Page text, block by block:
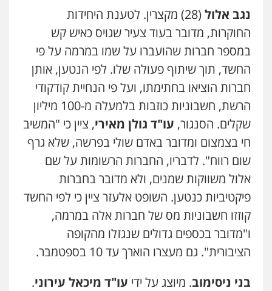
נגב אלול
(28) מקצרין. לטענת היחידות
החוקרות, מדובר בעוד צעיר שגויס כאיש קש
במספר חברות שהועברו על שמו במרמה על פי
החשד, תוך שיתוף פעולה שלו. לפי הנטען, אותן
חברות הוציאו בחתימתו, ועל פי הנחיית קודקודי
הרשת, חשבוניות כוזבות בלמעלה מ-100 מיליון
שקלים. הסנגור, עו"ד גולן מאירי, ציין כי "המשיב
חי בצמצום ומדובר באדם שולי בפרשה, שלא גרף
שום רווח". לדבריו, החברות הרשומות על שם
אלול משווקות שמנים, ולא מדובר בחברות
פיקטיביות כנטען. השופט אלעזר ציין כי לפי החשד
קוזזו חשבוניות מס של חברות אלה במרמה,
ו"מדובר בכספים גדולים שנגזלו מהקופה
הציבורית". גם מעצרו הוארך עד 10 בספטמבר.
בני ניסימוב. מיוצג על ידי עו"ד מיכאל עירוני.